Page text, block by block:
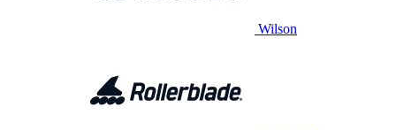
Wilson